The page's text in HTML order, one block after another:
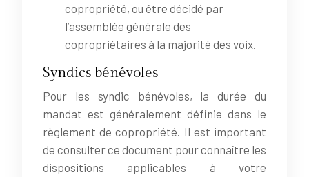
copropriété, ou être décidé par
l’assemblée générale des
copropriétaires à la majorité des voix.
Syndics bénévoles
Pour les syndic bénévoles, la durée du
mandat est généralement définie dans le
règlement de copropriété. Il est important
de consulter ce document pour connaître les
dispositions applicables à votre